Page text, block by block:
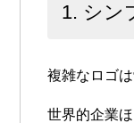
1. シン
複雑なロゴ
世界的企業